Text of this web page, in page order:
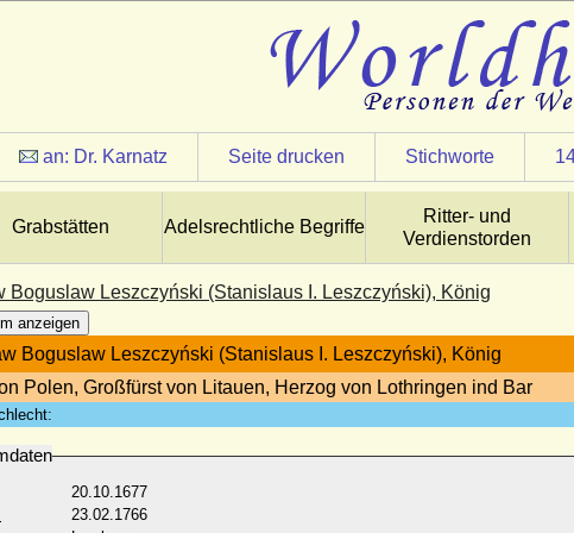
an: Dr. Karnatz Seite drucken Stichworte
Grabstätten Adelsrechtliche Begriffe
Ritter- und
Verdienstorden
Boguslaw Leszczyński (Stanislaus I. Leszczyński), König
anzeigen
Boguslaw Leszczyński (Stanislaus I. Leszczyński), König
Polen, Großfürst von Litauen, Herzog von Lothringen ind Bar
20.10.1677
23.02.1766